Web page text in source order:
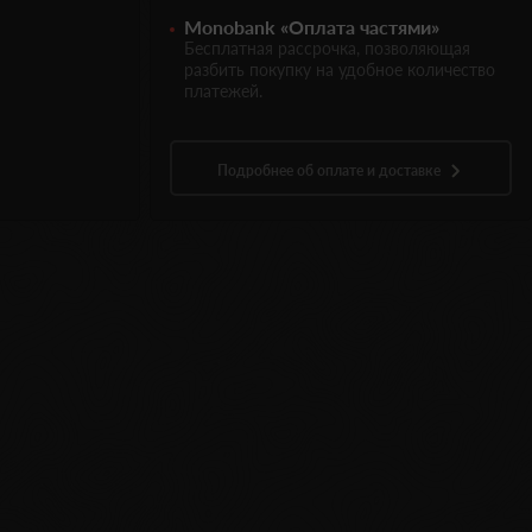
Monobank «Оплата частями»
Бесплатная рассрочка, позволяющая
разбить покупку на удобное количество
платежей.
Подробнее об оплате и доставке